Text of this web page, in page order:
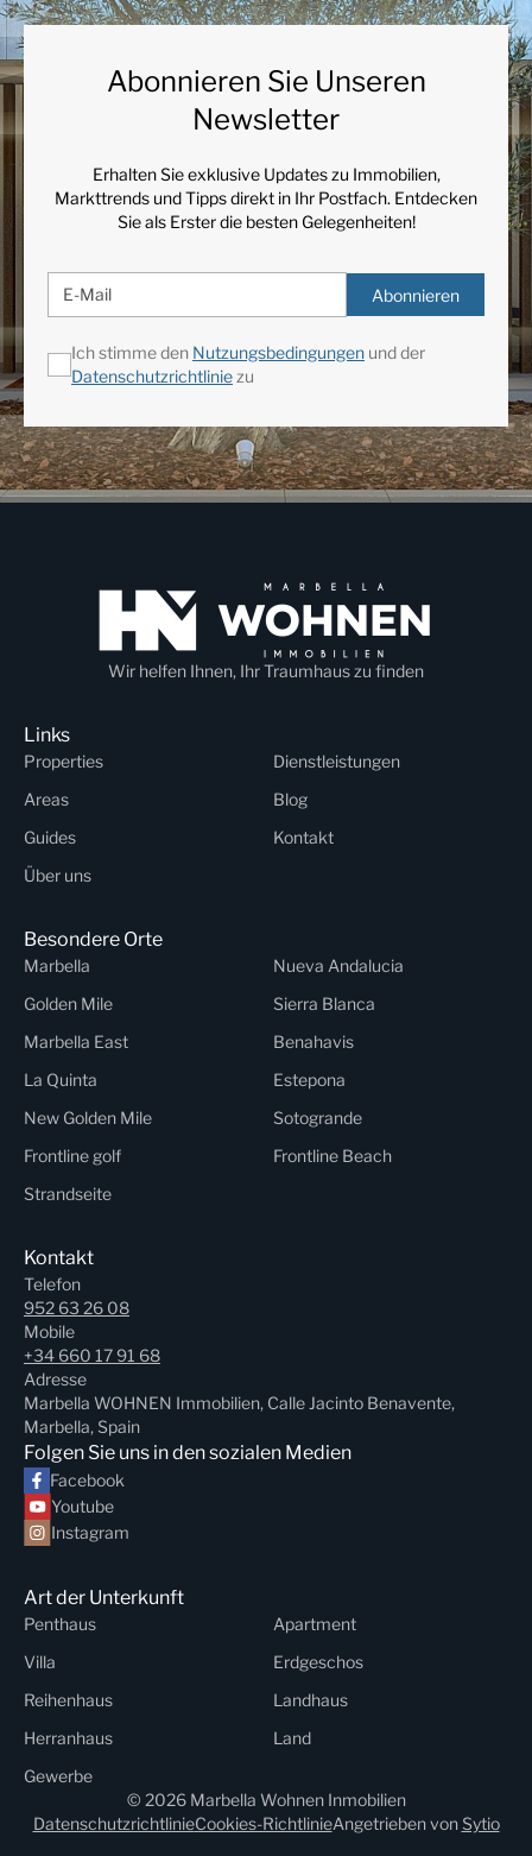
Abonnieren Sie Unseren
Newsletter
Erhalten Sie exklusive Updates zu Immobilien,
Markttrends und Tipps direkt in Ihr Postfach. Entdecken
Sie als Erster die besten Gelegenheiten!
Abonnieren
Ich stimme den Nutzungsbedingungen und der
Datenschutzrichtlinie zu
Wir helfen Ihnen, Ihr Traumhaus zu finden
Links
Properties
Dienstleistungen
Areas
Blog
Guides
Kontakt
Über uns
Besondere Orte
Marbella
Nueva Andalucia
Golden Mile
Sierra Blanca
Marbella East
Benahavis
La Quinta
Estepona
New Golden Mile
Sotogrande
Frontline golf
Frontline Beach
Strandseite
Kontakt
Telefon
952 63 26 08
Mobile
+34 660 17 91 68
Adresse
Marbella WOHNEN Immobilien, Calle Jacinto Benavente,
Marbella, Spain
Folgen Sie uns in den sozialen Medien
Facebook
Youtube
Instagram
Art der Unterkunft
Penthaus
Apartment
Villa
Erdgeschos
Reihenhaus
Landhaus
Herranhaus
Land
Gewerbe
© 2026 Marbella Wohnen Inmobilien
DatenschutzrichtlinieCookies-RichtlinieAngetrieben von Sytio